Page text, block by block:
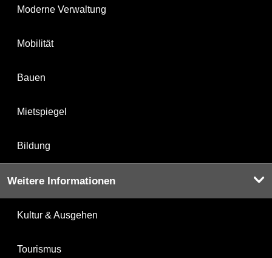
Moderne Verwaltung
Mobilität
Bauen
Mietspiegel
Bildung
Weitere Informationen
Kultur & Ausgehen
Tourismus